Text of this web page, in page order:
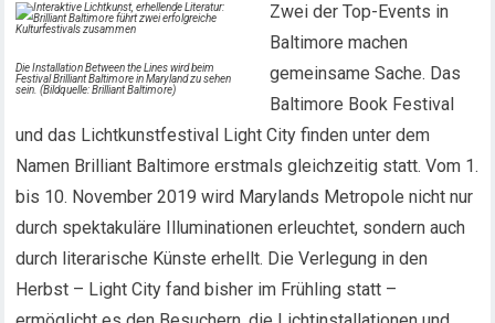
Die Installation Between the Lines wird beim
Festival Brilliant Baltimore in Maryland zu sehen
sein. (Bildquelle: Brilliant Baltimore)
Zwei der Top-Events in
Baltimore machen
gemeinsame Sache. Das
Baltimore Book Festival
und das Lichtkunstfestival Light City finden unter dem
Namen Brilliant Baltimore erstmals gleichzeitig statt. Vom 1.
bis 10. November 2019 wird Marylands Metropole nicht nur
durch spektakuläre Illuminationen erleuchtet, sondern auch
durch literarische Künste erhellt. Die Verlegung in den
Herbst – Light City fand bisher im Frühling statt –